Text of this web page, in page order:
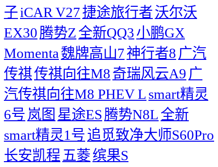
子iCAR V27捷途旅行者沃尔沃
EX30腾势Z 全新QQ3小鹏GX
Momenta 魏牌高山7神行者8 广汽
传祺传祺向往M8奇瑞风云A9 广
汽传祺向往M8 PHEV L smart精灵
6号 岚图 星途ES腾势N8L 全新
smart精灵1号追觅致净大师S60Pro
长安凯程 五菱缤果S